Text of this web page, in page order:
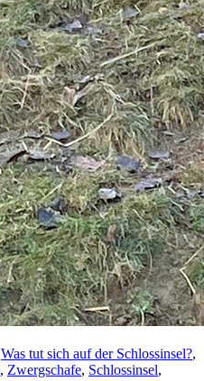
Was tut sich auf der Schlossinsel?,
, Zwergschafe, Schlossinsel,